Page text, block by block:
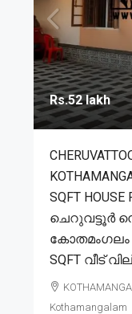
Rs.52 lakh
SQFT HOUSE
ചെറുവട്ടൂർ
കോതമംഗലം
SQFT വീട്
Kothamangalam